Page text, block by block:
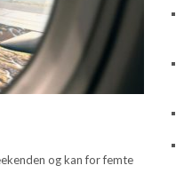
og kan for femte